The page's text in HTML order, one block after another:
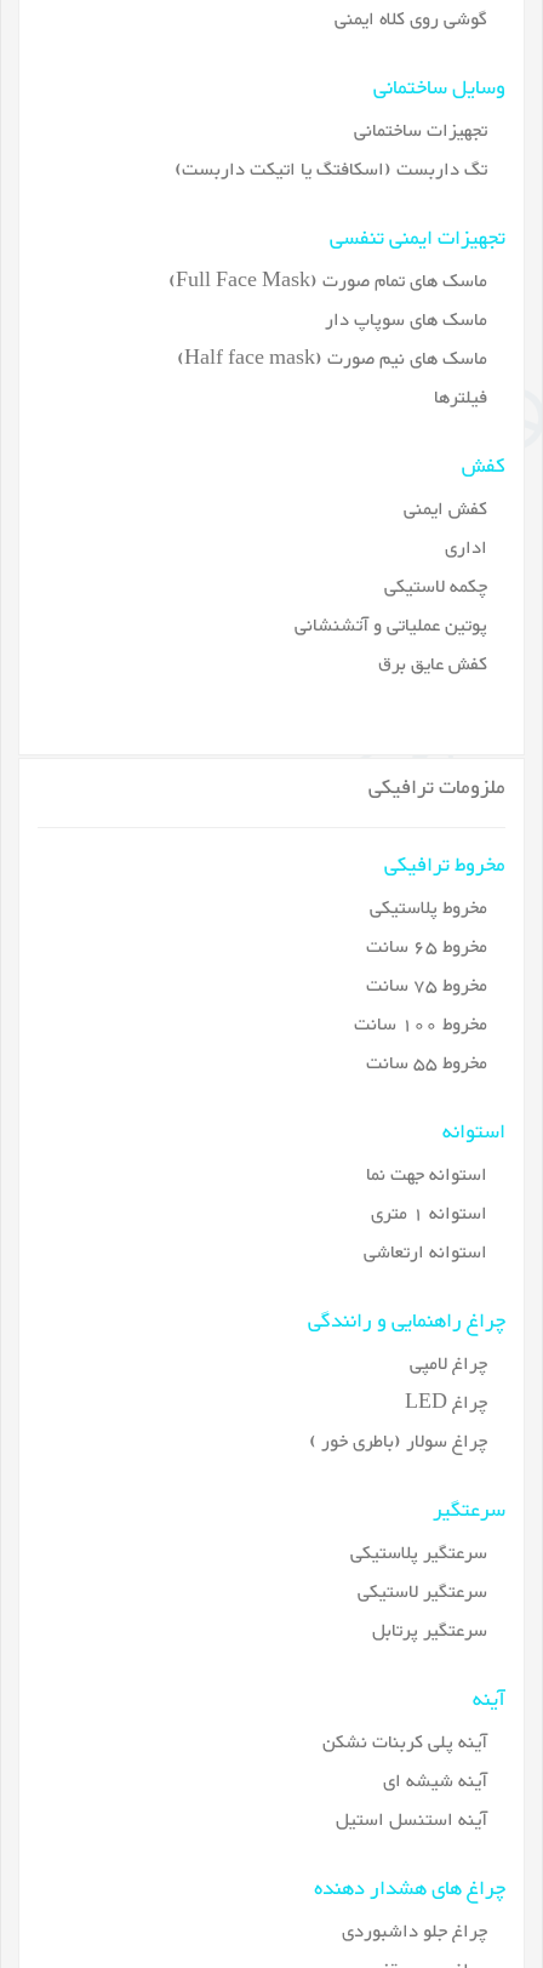
گوشی روی کلاه ایمنی
وسایل ساختمانی
تجهیزات ساختمانی
تگ داربست (اسکافتگ یا اتیکت داربست)
تجهیزات ایمنی تنفسی
ماسک های تمام صورت (Full Face Mask)
ماسک های سوپاپ دار
ماسک های نیم صورت (Half face mask)
فیلترها
کفش
کفش ایمنی
اداری
چکمه لاستیکی
پوتین عملیاتی و آتشنشانی
کفش عایق برق
ملزومات ترافیکی
مخروط ترافیکی
مخروط پلاستیکی
مخروط 65 سانت
مخروط 75 سانت
مخروط 100 سانت
مخروط 55 سانت
استوانه
استوانه جهت نما
استوانه 1 متری
استوانه ارتعاشی
چراغ راهنمایی و رانندگی
چراغ لامپی
چراغ LED
چراغ سولار (باطری خور )
سرعتگیر
سرعتگیر پلاستیکی
سرعتگیر لاستیکی
سرعتگیر پرتابل
آینه
آینه پلی کربنات نشکن
آینه شیشه ای
آینه استنسل استیل
چراغ های هشدار دهنده
چراغ جلو داشبوردی